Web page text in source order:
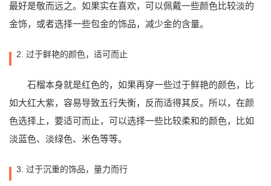
最好是敬而远之。如果实在喜欢，可以佩戴一些颜色比较淡的
金饰，或者选择一些包金的饰品，减少金的含量。
2. 过于鲜艳的颜色，适可而止
石榴本身就是红色的，如果再穿一些过于鲜艳的颜色，比
如大红大紫，容易导致五行失衡，反而适得其反。所以，在颜
色选择上，要适可而止，可以选择一些比较柔和的颜色，比如
淡蓝色、淡绿色、米色等等。
3. 过于沉重的饰品，量力而行